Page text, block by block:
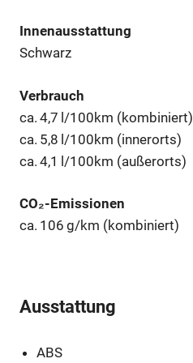
Innenausstattung
Schwarz
Verbrauch
ca. 4,7 l/100km (kombiniert)
ca. 5,8 l/100km (innerorts)
ca. 4,1 l/100km (außerorts)
CO₂-Emissionen
ca. 106 g/km (kombiniert)
Ausstattung
ABS